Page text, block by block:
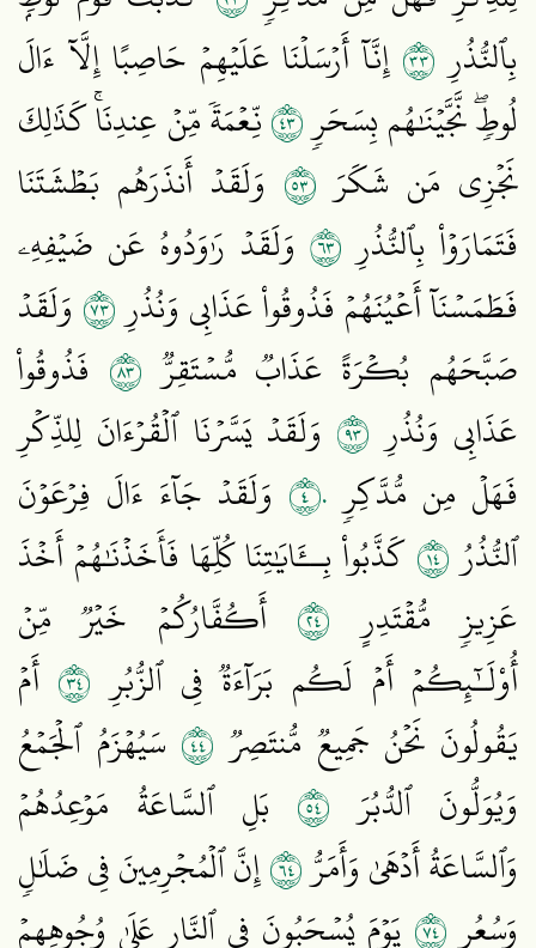
بِٱلنُّذُرِ ٣٣ إِنَّآ أَرۡسَلۡنَا عَلَيۡهِمۡ حَاصِبًا إِلَّآ ءَالَ
لُوطٖۖ نَّجَّيۡنَٰهُم بِسَحَرٖ٣٤نِّعۡمَةٗ مِّنۡ عِندِنَاۚ كَذَٰلِكَ
نَجۡزِي مَن شَكَرَ ٣٥ وَلَقَدۡ أَنذَرَهُم بَطۡشَتَنَا
فَتَمَارَوۡاْ بِٱلنُّذُرِ ٣٦ وَلَقَدۡ رَٰوَدُوهُ عَن ضَيۡفِهِۦ
فَطَمَسۡنَآ أَعۡيُنَهُمۡ فَذُوقُواْ عَذَابِي وَنُذُرِ٣٧ وَلَقَدۡ
صَبَّحَهُم بُكۡرَةً عَذَابٞ مُّسۡتَقِرّٞ ٣٨ فَذُوقُواْ
عَذَابِي وَنُذُرِ ٣٩ وَلَقَدۡ يَسَّرۡنَا ٱلۡقُرۡءَانَ لِلذِّكۡرِ
فَهَلۡ مِن مُّدَّكِرٖ ٤٠ وَلَقَدۡ جَآءَ ءَالَ فِرۡعَوۡنَ
ٱلنُّذُرُ٤١كَذَّبُواْ بِــَٔايَٰتِنَا كُلِّهَا فَأَخَذۡنَٰهُمۡ أَخۡذَ
عَزِيزٖ مُّقۡتَدِرٍ ٤٢ أَكُفَّارُكُمۡ خَيۡرٞ مِّنۡ
أُوْلَـٰٓئِكُمۡ أَمۡ لَكُم بَرَآءَةٞ فِي ٱلزُّبُرِ ٤٣ أَمۡ
يَقُولُونَ نَحۡنُ جَمِيعٞ مُّنتَصِرٞ ٤٤ سَيُهۡزَمُ ٱلۡجَمۡعُ
وَيُوَلُّونَ ٱلدُّبُرَ ٤٥ بَلِ ٱلسَّاعَةُ مَوۡعِدُهُمۡ
وَٱلسَّاعَةُ أَدۡهَىٰ وَأَمَرُّ٤٦إِنَّ ٱلۡمُجۡرِمِينَ فِي ضَلَٰلٖ
وَسُعُرٖ٤٧ يَوۡمَ يُسۡحَبُونَ فِي ٱلنَّارِ عَلَىٰ وُجُوهِهِمۡ